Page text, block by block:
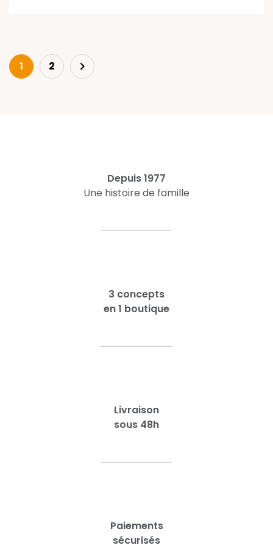
1 2 Next

Depuis 1977
Une histoire de famille
3 concepts
en 1 boutique
Livraison
sous 48h
Paiements
sécurisés